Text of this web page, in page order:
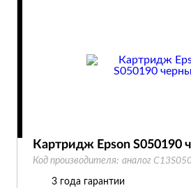
Картридж Epson S050190
Код производителя: аналог
3 года гарантии